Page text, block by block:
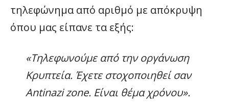
τηλεφώνημα από αριθμό με απόκρυψη
όπου μας είπανε τα εξής:
«Τηλεφωνούμε από την οργάνωση
Κρυπτεία. Έχετε στοχοποιηθεί σαν
Antinazi zone. Είναι θέμα χρόνου».